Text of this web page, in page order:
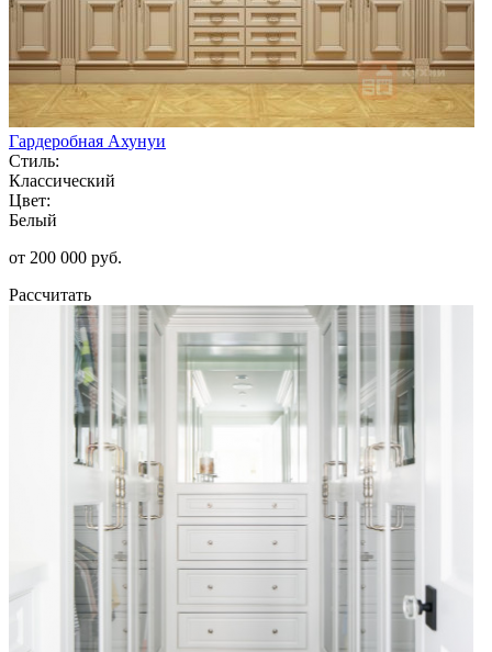
Гардеробная Ахунуи
Стиль:
Классический
Цвет:
Белый
от 200 000 руб.
Рассчитать